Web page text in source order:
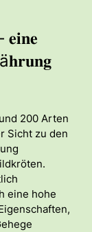
𝐞𝐢𝐧𝐞
200 Arten
Sicht zu den
eine hohe